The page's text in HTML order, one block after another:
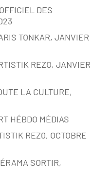
DES
TONKAR, JANVIER
REZO, JANVIER
LA CULTURE,
HÉBDO MÉDIAS
REZ0, OCTOBRE
SORTIR,